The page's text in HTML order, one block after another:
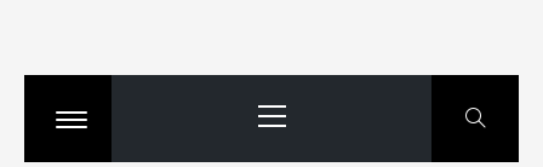
Cambiar
principal